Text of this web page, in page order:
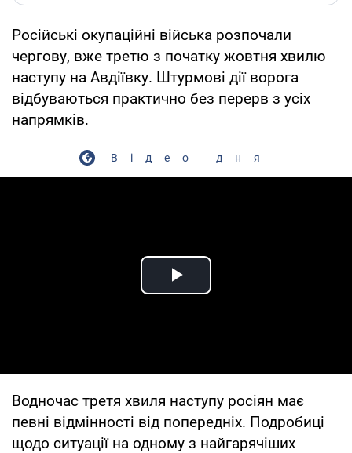
Російські окупаційні війська розпочали
чергову, вже третю з початку жовтня хвилю
наступу на Авдіївку. Штурмові дії ворога
відбуваються практично без перерв з усіх
напрямків.
Відео дня
Play Video
Водночас третя хвиля наступу росіян має
певні відмінності від попередніх. Подробиці
щодо ситуації на одному з найгарячіших